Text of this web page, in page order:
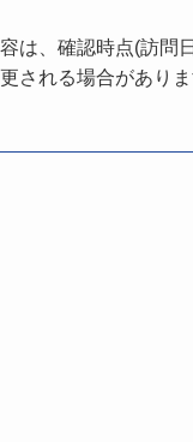
は、確認時点(訪問
される場合があり